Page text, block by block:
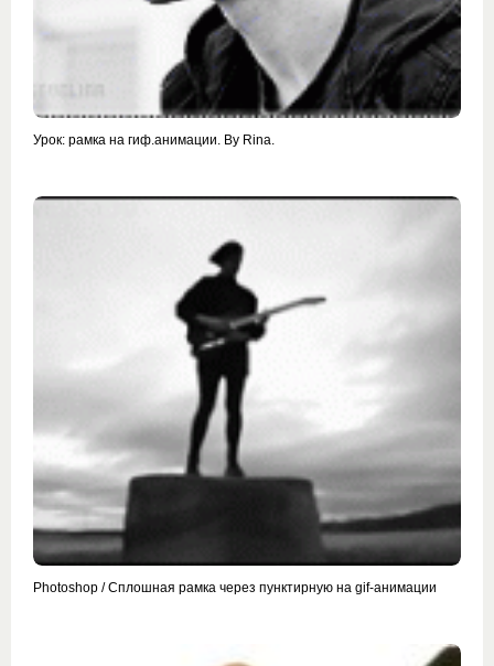
Урок: рамка на гиф.анимации. By Rina.
Photoshop / Сплошная рамка через пунктирную на gif-анимации